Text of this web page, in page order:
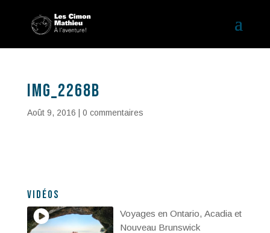
IMG_2268b
Août 9, 2016 0 commentaires
Vidéos
Voyages en Ontario, Acadia et
Nouveau Brunswick